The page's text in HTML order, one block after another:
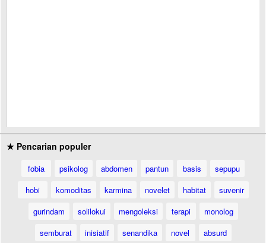
★ Pencarian populer
fobia psikolog abdomen pantun basis
sepupu
hobi
komoditas karmina novelet habitat
suvenir
gurindam
solilokui mengoleksi terapi
monolog
semburat
inisiatif senandika novel
absurd